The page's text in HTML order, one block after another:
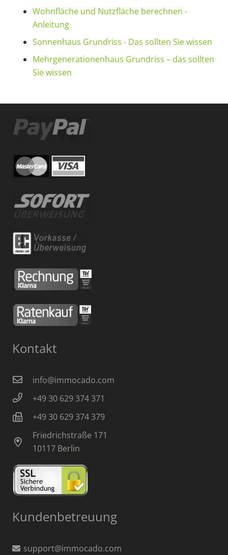
Wohnfläche und Nutzfläche berechnen -
Anleitung
Sonnenhaus Grundriss - Das sollten Sie wissen
Mehrgenerationenhaus Grundriss – das sollten
Sie wissen
Kontakt
info@immocado.com
+49 30 629 374 371
+49 30 629 374 379
Friedrichstraße 171
10117 Berlin
Kundenbetreuung
support@immocado.com